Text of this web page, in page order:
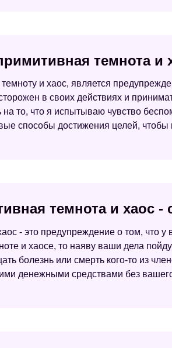
темнота
и хаос, является
в своих действиях и
на то, что я испытываю чувство
способы достижения целей,
темнота и хаос -
- это предупреждение о том, что
и хаосе, то наяву ваши дела
болезнь или смерть кого-то из
денежными средствами без